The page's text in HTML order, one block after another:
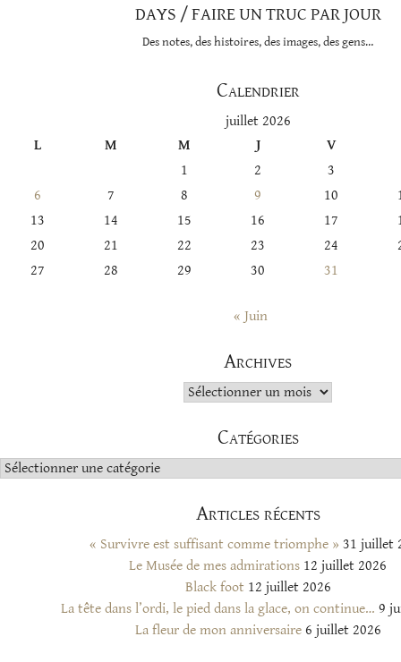
DAYS / FAIRE UN TRUC PAR JOUR
Des notes, des histoires, des images, des gens…
Calendrier
juillet 2026
L
M M J
V
1
2
3
6
7 8 9 10
13
14 15 16 17
20
21 22 23 24
27
28 29 30 31
« Juin
Archives
Archives
Catégories
Catégories
Articles récents
« Survivre est suffisant comme triomphe » 31 juillet
Le Musée de mes admirations 12 juillet 2026
Black foot 12 juillet 2026
La tête dans l’ordi, le pied dans la glace, on continue… 9
La fleur de mon anniversaire 6 juillet 2026